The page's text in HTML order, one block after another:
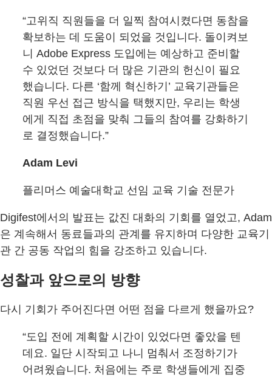
“고위직 직원들을 더 일찍 참여시켰다면 동참을
확보하는 데 도움이 되었을 것입니다. 돌이켜보
니 Adobe Express 도입에는 예상하고 준비할
수 있었던 것보다 더 많은 기관의 헌신이 필요
했습니다. 다른 ‘함께 혁신하기’ 교육기관들은
직원 우선 접근 방식을 택했지만, 우리는 학생
에게 직접 초점을 맞춰 그들의 참여를 강화하기
로 결정했습니다.”
Adam Levi
플리머스 예술대학교 선임 교육 기술 전문가
Digifest에서의 발표는 값진 대화의 기회를 열었고, Adam
은 계속해서 동료들과의 관계를 유지하며 다양한 교육기
관 간 공동 작업의 힘을 강조하고 있습니다.
성찰과 앞으로의 방향
다시 기회가 주어진다면 어떤 점을 다르게 했을까요?
“도입 전에 계획할 시간이 있었다면 좋았을 텐
데요. 일단 시작되고 나니 멈춰서 조정하기가
어려웠습니다. 처음에는 주로 학생들에게 집중